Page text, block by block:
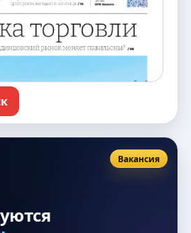
Вакансия